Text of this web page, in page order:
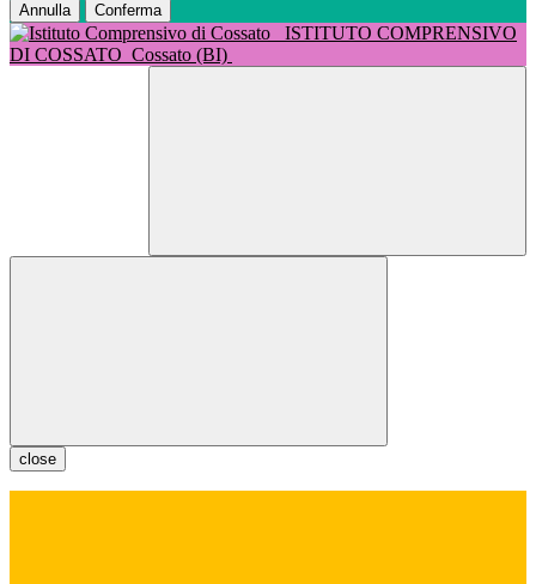
Annulla Conferma
ISTITUTO COMPRENSIVO
DI COSSATO Cossato (BI)
close